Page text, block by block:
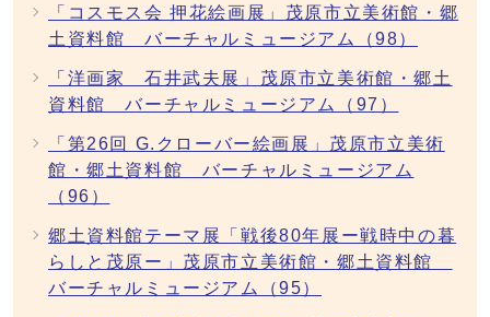
「コスモス会 押花絵画展」茂原市立美術館・郷
土資料館 バーチャルミュージアム（98）
「洋画家 石井武夫展」茂原市立美術館・郷土
資料館 バーチャルミュージアム（97）
「第26回 G.クローバー絵画展」茂原市立美術
館・郷土資料館 バーチャルミュージアム
（96）
郷土資料館テーマ展「戦後80年展ー戦時中の暮
らしと茂原ー」茂原市立美術館・郷土資料館
バーチャルミュージアム（95）